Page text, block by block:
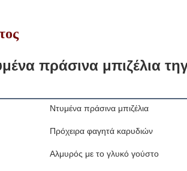
πράσινα μπιζέλια
Ντυμένα πράσινα μπιζέλια
Πρόχειρα φαγητά καρυδιών
Αλμυρός με το γλυκό γούστο